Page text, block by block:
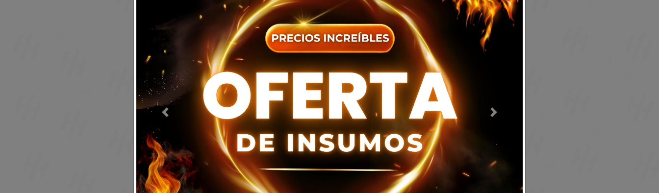
Previous Next
DATOS ENTREGA
Acepto todos lostérminos y condiciones